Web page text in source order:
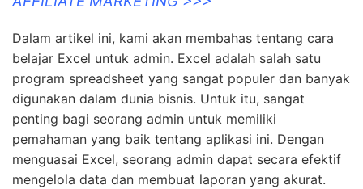
Dalam artikel ini, kami akan membahas tentang cara
belajar Excel untuk admin. Excel adalah salah satu
program spreadsheet yang sangat populer dan banyak
digunakan dalam dunia bisnis. Untuk itu, sangat
penting bagi seorang admin untuk memiliki
pemahaman yang baik tentang aplikasi ini. Dengan
menguasai Excel, seorang admin dapat secara efektif
mengelola data dan membuat laporan yang akurat.